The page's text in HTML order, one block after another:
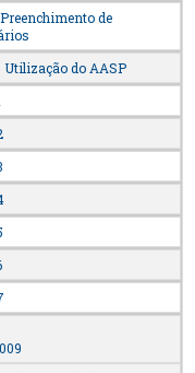
de
Utilização do AASP